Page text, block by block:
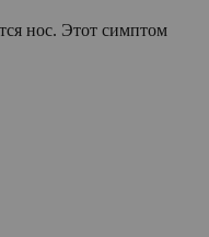
нос. Этот симптом